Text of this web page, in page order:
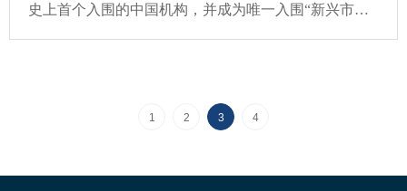
史上首个入围的中国机构，并成为唯一入围“新兴市场
1 2 3 4